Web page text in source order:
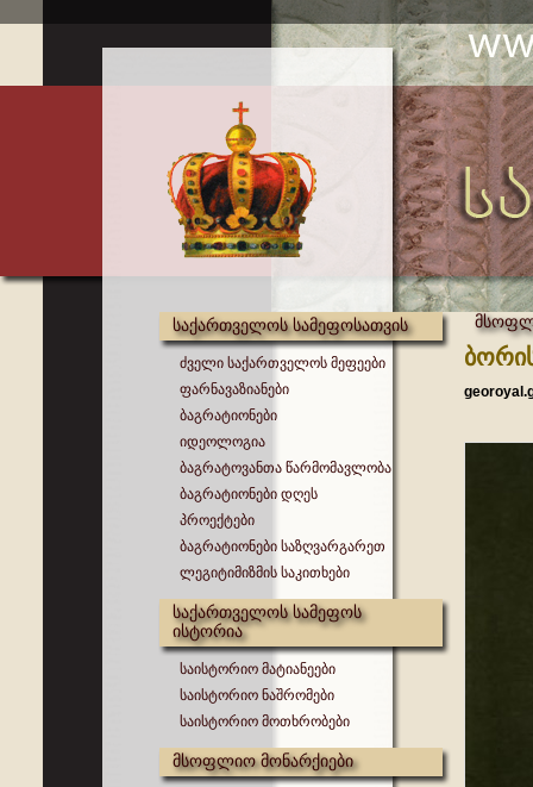
საქართველოს სამეფოსათვის
ძველი საქართველოს მეფეები
ფარნავაზიანები
ბაგრატიონები
იდეოლოგია
ბაგრატოვანთა წარმომავლობა
ბაგრატიონები დღეს
პროექტები
ბაგრატიონები საზღვარგარეთ
ლეგიტიმიზმის საკითხები
საქართველოს სამეფოს
ისტორია
საისტორიო მატიანეები
საისტორიო ნაშრომები
საისტორიო მოთხრობები
მსოფლიო მონარქიები